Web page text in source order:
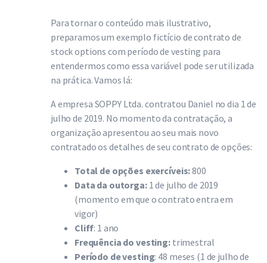
Para tornar o conteúdo mais ilustrativo,
preparamos um exemplo fictício de contrato de
stock options com período de vesting para
entendermos como essa variável pode ser utilizada
na prática. Vamos lá:
A empresa SOPPY Ltda. contratou Daniel no dia 1 de
julho de 2019. No momento da contratação, a
organização apresentou ao seu mais novo
contratado os detalhes de seu contrato de opções:
Total de opções exercíveis:800
Data da outorga:1 de julho de 2019
(momento em que o contrato entra em
vigor)
Cliff: 1 ano
Frequência do vesting:trimestral
Período de vesting: 48 meses (1 de julho de